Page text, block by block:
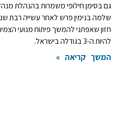
גם בסימן חילופי משמרות בהנהלת
שלמה בנימין פרש לאחר עשייה רבת
להיות ה-3 בגודלה בישראל.
המשך קריאה »